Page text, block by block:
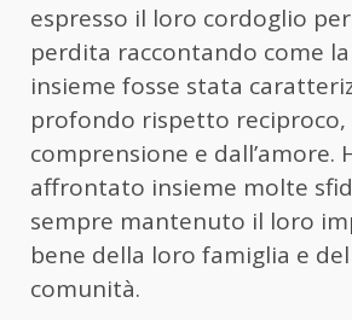
espresso il loro cordoglio
perdita raccontando come
insieme fosse stata
profondo rispetto reciproco,
comprensione e dall’amore.
affrontato insieme molte
sempre mantenuto il loro
bene della loro famiglia e
comunità.